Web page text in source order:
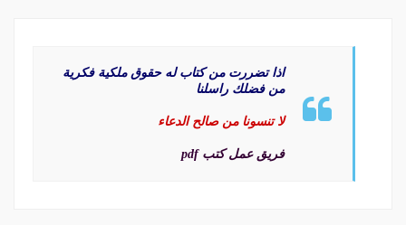
اذا تضررت من كتاب له حقوق ملكية فكرية
من فضلك راسلنا
لا تنسونا من صالح الدعاء
فريق عمل كتب pdf